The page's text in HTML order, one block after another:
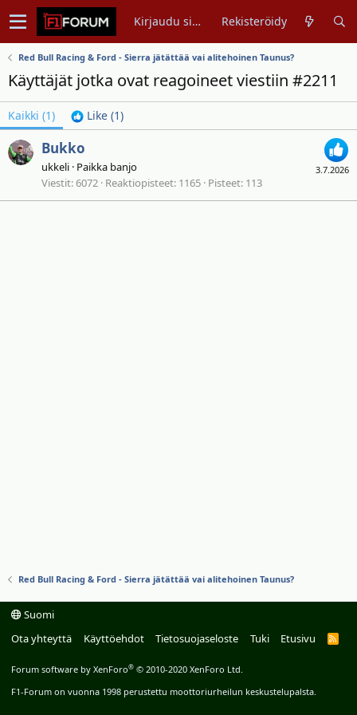
Kirjaudu sisään Rekisteröidy
Red Bull Racing & Ford - Sierra jätättää vai alitehoinen Taunus?
Käyttäjät jotka ovat reagoineet viestiin #2211
Kaikki (1) Like (1)
3.7.2026
Bukko
ukkeli · Paikka banjo
Viestit 6072 Reaktiopisteet 1165 Pisteet 113
Red Bull Racing & Ford - Sierra jätättää vai alitehoinen Taunus?
Suomi
Ota yhteyttä
Käyttöehdot Tietosuojaseloste Tuki Etusivu
R
Forum software by XenForo® © 2010-2020 XenForo Ltd.
F1-Forum on vuonna 1998 perustettu moottoriurheilun keskustelupalsta.